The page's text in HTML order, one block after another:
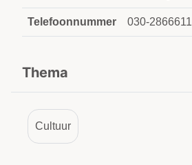
Telefoonnummer 030-2866611
Thema
Cultuur